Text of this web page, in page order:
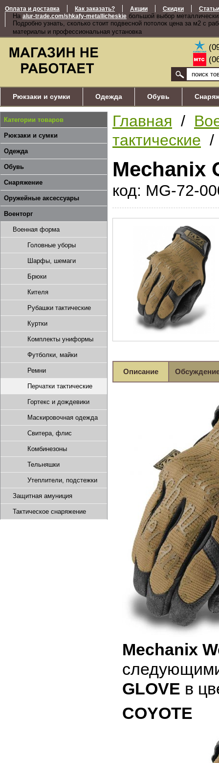
Оплата и доставка Как заказать? Акции Скидки Статьи
На alur-trade.com/shkafy-metallicheskie большой выбор
Подробно узнать, сколько стоит подвесной потолок цена за м2 с
материалы и профессиональная установка
Рюкзаки и сумки Одежда Обувь
Категории товаров
Рюкзаки и сумки
Одежда
Обувь
Снаряжение
Оружейные аксессуары
Военторг
Военная форма
Головные уборы
Шарфы, шемаги
Брюки
Кителя
Рубашки тактические
Куртки
Комплекты униформы
Футболки, майки
Ремни
Перчатки тактические
Гортекс и дождевики
Маскировочная одежда
Свитера, флис
Комбинезоны
Тельняшки
Утеплители, подстежки
Защитная амуниция
Тактическое снаряжение
Главная /
тактические /
Mechanix
код: MG-72-
Описание
Mechanix
GLOVE в
COYOTE